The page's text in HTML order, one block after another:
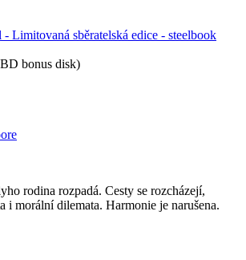
Limitovaná sběratelská edice - steelbook
bonus disk)
rodina rozpadá. Cesty se rozcházejí,
i morální dilemata. Harmonie je narušena.